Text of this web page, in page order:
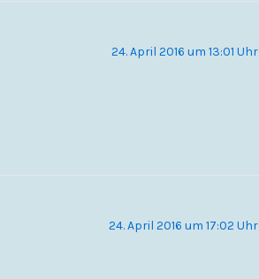
24. April 2016 um 13:01 Uhr
24. April 2016 um 17:02 Uhr